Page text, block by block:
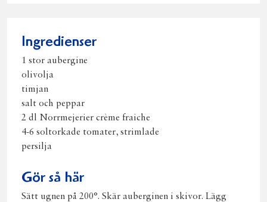
Ingredienser
1 stor aubergine
olivolja
timjan
salt och peppar
2 dl Norrmejerier crème fraiche
4-6 soltorkade tomater, strimlade
persilja
Gör så här
Sätt ugnen på 200°. Skär auberginen i skivor. Lägg